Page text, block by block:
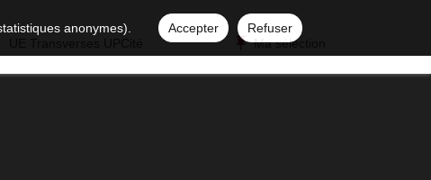
anonymes). Accepter
Refuser
Ma sélection